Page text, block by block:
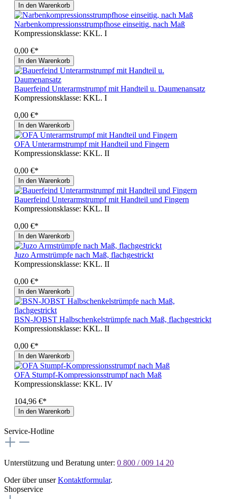
In den Warenkorb
Narbenkompressionsstrumpfhose einseitig, nach Maß
Kompressionsklasse: KKL. I
0,00 €*
In den Warenkorb
Bauerfeind Unterarmstrumpf mit Handteil u. Daumenansatz
Kompressionsklasse: KKL. I
0,00 €*
In den Warenkorb
OFA Unterarmstrumpf mit Handteil und Fingern
Kompressionsklasse: KKL. II
0,00 €*
In den Warenkorb
Bauerfeind Unterarmstrumpf mit Handteil und Fingern
Kompressionsklasse: KKL. II
0,00 €*
In den Warenkorb
Juzo Armstrümpfe nach Maß, flachgestrickt
Kompressionsklasse: KKL. II
0,00 €*
In den Warenkorb
BSN-JOBST Halbschenkelstrümpfe nach Maß, flachgestrickt
Kompressionsklasse: KKL. II
0,00 €*
In den Warenkorb
OFA Stumpf-Kompressionsstrumpf nach Maß
Kompressionsklasse: KKL. IV
104,96 €*
In den Warenkorb
Service-Hotline
Unterstützung und Beratung unter: 0 800 / 009 14 20
Oder über unserKontaktformular.
Shopservice